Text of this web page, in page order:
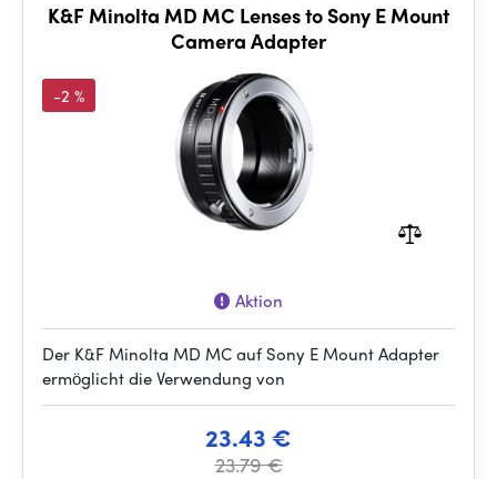
K&F Minolta MD MC Lenses to Sony E Mount
Camera Adapter
-2 %
Aktion
Der K&F Minolta MD MC auf Sony E Mount Adapter
ermöglicht die Verwendung von
23.43 €
23.79 €